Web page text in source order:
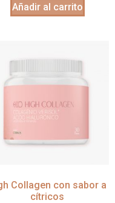
Añadir al carrito
Collagen con sabor a
cítricos